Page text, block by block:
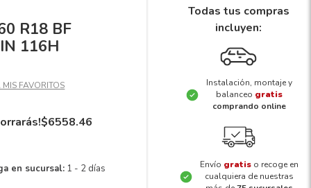
R18 BF
116H
$6558.46
en sucursal: 1 - 2 días
Todas tus compras
incluyen:
Instalación, montaje y
balanceo gratis
comprando online
Envío gratis o recoge en
cualquiera de nuestras